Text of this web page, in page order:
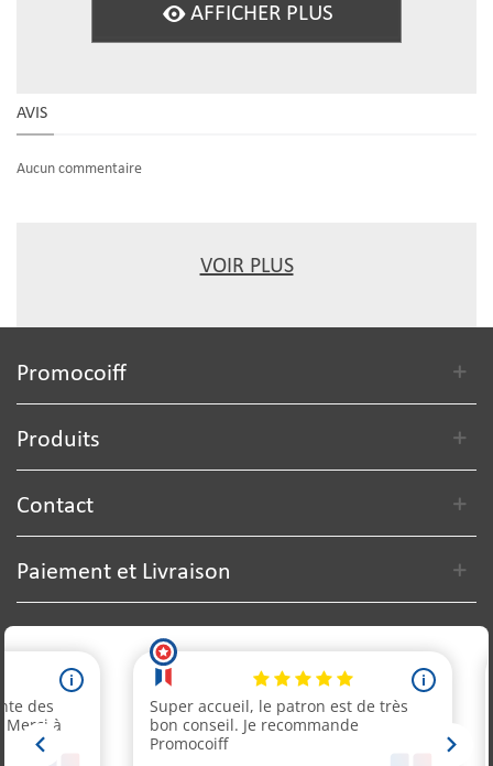
AFFICHER PLUS
AVIS
Aucun commentaire
VOIR PLUS
Promocoiff
Produits
Contact
Paiement et Livraison